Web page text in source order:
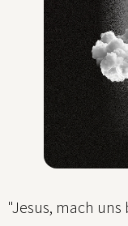
"Jesus, mach